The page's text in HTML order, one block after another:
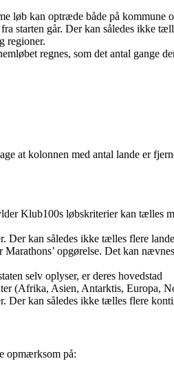
løb kan optræde både på kommune
starten går. Der kan således ikke
regioner.
regnes, som det antal gange
at kolonnen med antal lande er
Klub100s løbskriterier kan tælles
Der kan således ikke tælles flere
Marathons’ opgørelse. Det kan
selv oplyser, er deres hovedstad
(Afrika, Asien, Antarktis, Europa,
Der kan således ikke tælles flere
opmærksom på: